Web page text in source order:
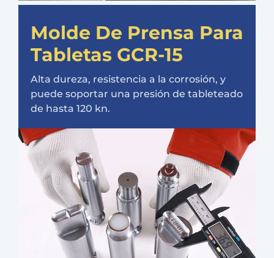
Molde De Prensa Para
Tabletas GCR-15
Alta dureza, resistencia a la corrosión, y
puede soportar una presión de tableteado
de hasta 120 kn.